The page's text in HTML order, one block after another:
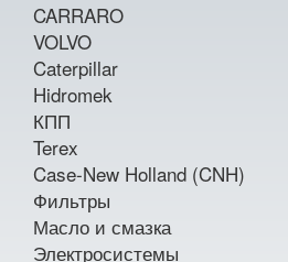
CARRARO
VOLVO
Caterpillar
Hidromek
КПП
Terex
Case-New Holland (CNH)
Фильтры
Масло и смазка
Электросистемы